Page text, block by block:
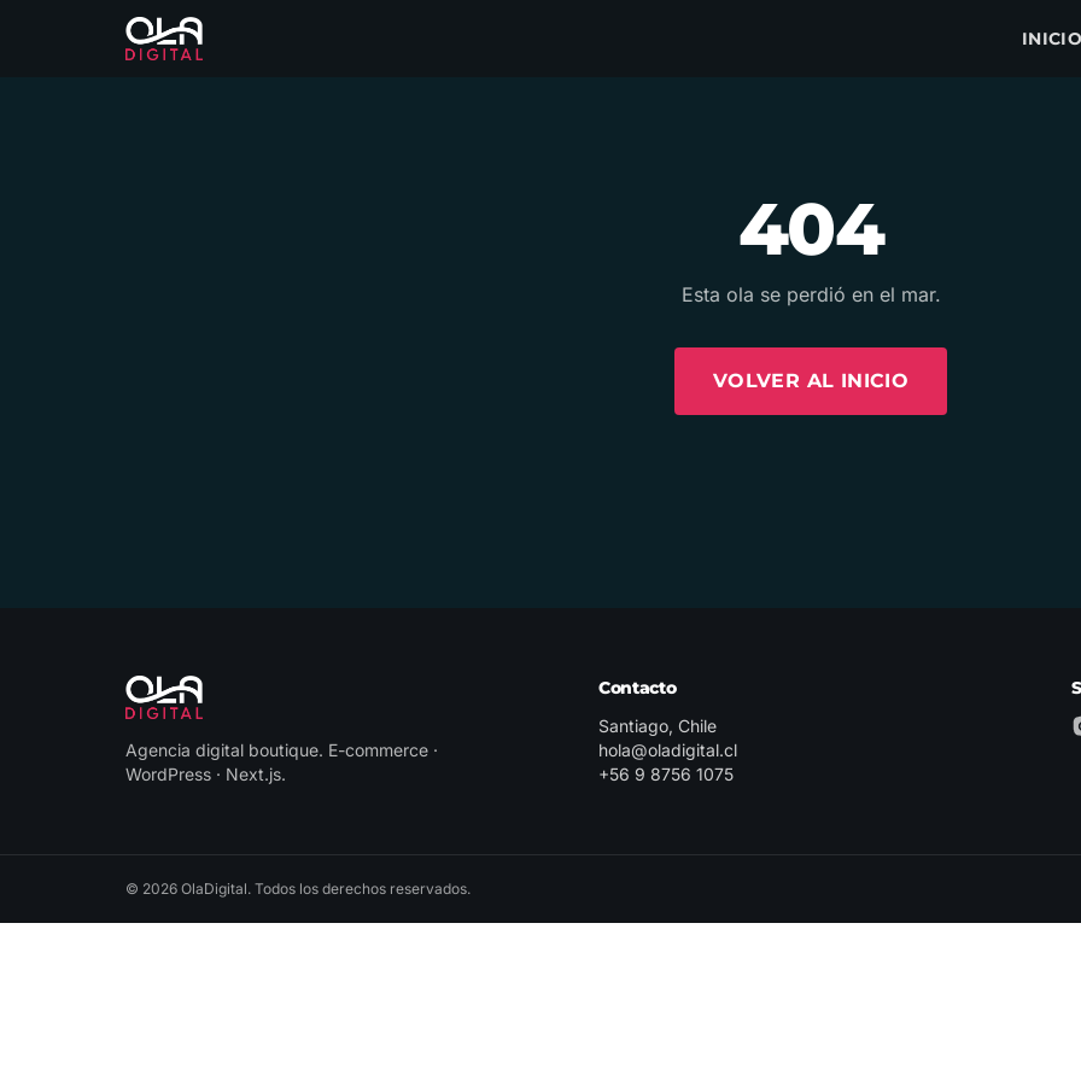
404
Esta ola se perdió en el mar.
VOLVER AL INICIO
Agencia digital boutique. E-commerce ·
WordPress · Next.js.
Contacto
Santiago, Chile
hola@oladigital.cl
+56 9 8756 1075
© 2026 OlaDigital. Todos los derechos reservados.